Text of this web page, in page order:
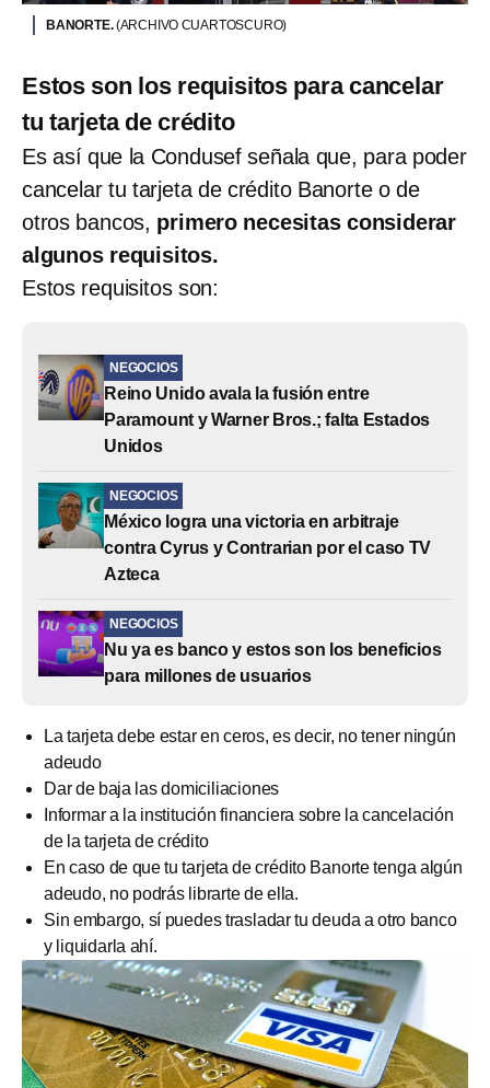
BANORTE.(ARCHIVO CUARTOSCURO)
Estos son los requisitos para cancelar
tu tarjeta de crédito
Es así que la Condusef señala que, para poder
cancelar tu tarjeta de crédito Banorte o de
otros bancos, primero necesitas considerar
algunos requisitos.
Estos requisitos son:
NEGOCIOS
Reino Unido avala la fusión entre
Paramount y Warner Bros.; falta Estados
Unidos
NEGOCIOS
México logra una victoria en arbitraje
contra Cyrus y Contrarian por el caso TV
Azteca
NEGOCIOS
Nu ya es banco y estos son los beneficios
para millones de usuarios
La tarjeta debe estar en ceros, es decir, no tener ningún
adeudo
Dar de baja las domiciliaciones
Informar a la institución financiera sobre la cancelación
de la tarjeta de crédito
En caso de que tu tarjeta de crédito Banorte tenga algún
adeudo, no podrás librarte de ella.
Sin embargo, sí puedes trasladar tu deuda a otro banco
y liquidarla ahí.